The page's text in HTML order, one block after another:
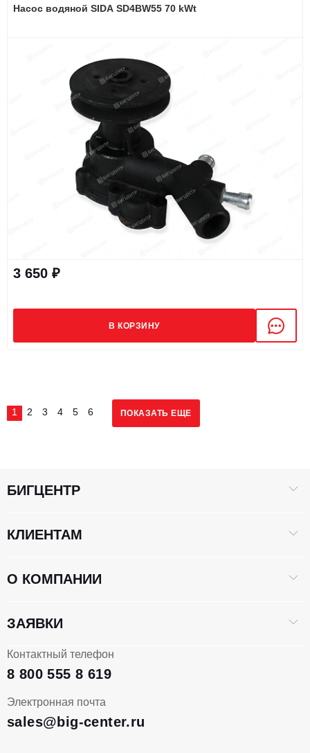
Насос водяной SIDA SD4BW55 70 kWt
3 650 ₽
В КОРЗИНУ
ПОКАЗАТЬ ЕЩЕ
1 2 3 4 5 6
Контактный телефон
8 800 555 8 619
Электронная почта
sales@big-center.ru
БИГЦЕНТР
КЛИЕНТАМ
О КОМПАНИИ
ЗАЯВКИ